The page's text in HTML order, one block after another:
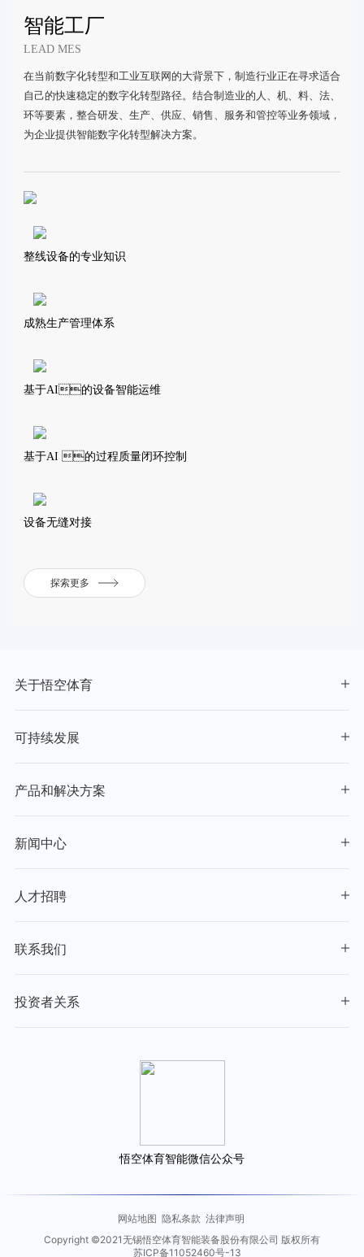
智能工厂
LEAD MES
在当前数字化转型和工业互联网的大背景下，制造行业正在寻求适合
自己的快速稳定的数字化转型路径。结合制造业的人、机、料、法、
环等要素，整合研发、生产、供应、销售、服务和管控等业务领域，
为企业提供智能数字化转型解决方案。
整线设备的专业知识
成熟生产管理体系
基于AI的设备智能运维
基于AI 的过程质量闭环控制
设备无缝对接
探索更多
关于悟空体育
可持续发展
产品和解决方案
新闻中心
人才招聘
联系我们
投资者关系
悟空体育智能微信公众号
网站地图 隐私条款 法律声明
Copyright ©2021无锡悟空体育智能装备股份有限公司 版权所有
苏ICP备11052460号-13